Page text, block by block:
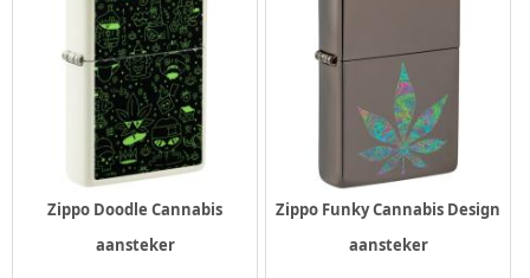
Zippo Doodle Cannabis
aansteker
Zippo Funky Cannabis Design
aansteker